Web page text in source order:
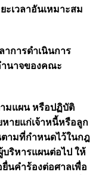
เวลาอันเหมาะสม
าการดำเนินการ
ำนาจของคณะ
มแผน หรือปฏิบัติ
ายแก่เจ้าหนี้หรือลูก
ามที่กำหนดไว้ในกฎ
ริหารแผนต่อไป ให้
นคำร้องต่อศาลเพื่อ